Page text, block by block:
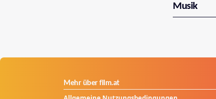
Musik
Mehr über film.at